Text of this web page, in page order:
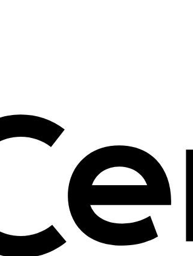
nous ?
, mis à jour le
pour la solidarité internationale. Coordination